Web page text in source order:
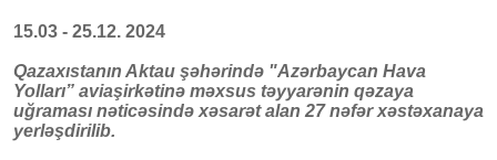
15.03 - 25.12. 2024
Qazaxıstanın Aktau şəhərində "Azərbaycan Hava
Yolları” aviaşirkətinə məxsus təyyarənin qəzaya
uğraması nəticəsində xəsarət alan 27 nəfər xəstəxanaya
yerləşdirilib.